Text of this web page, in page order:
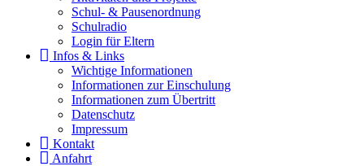
Schul- & Pau­sen­ord­nung
Schul­ra­dio
Log­in für Eltern
Infos & Links
Wich­ti­ge Infor­ma­tio­nen
Infor­ma­tio­nen zur Ein­schu­lung
Infor­ma­tio­nen zum Über­tritt
Daten­schutz
Impres­sum
Kon­takt
Anfahrt